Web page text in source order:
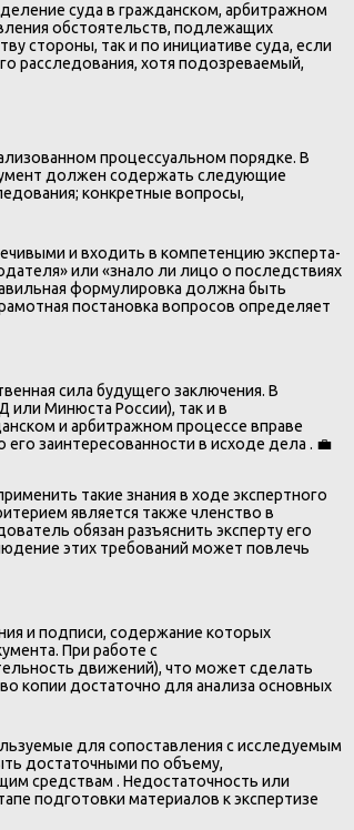
суда в гражданском, арбитражном
обстоятельств, подлежащих
стороны, так и по инициативе суда, если
расследования, хотя подозреваемый,
процессуальном порядке. В
должен содержать следующие
конкретные вопросы,
и входить в компетенцию эксперта-
или «знало ли лицо о последствиях
формулировка должна быть
постановка вопросов определяет
сила будущего заключения. В
или Минюста России), так и в
и арбитражном процессе вправе
заинтересованности в исходе дела . 💼
такие знания в ходе экспертного
является также членство в
обязан разъяснить эксперту его
этих требований может повлечь
и подписи, содержание которых
При работе с
движений), что может сделать
копии достаточно для анализа основных
для сопоставления с исследуемым
достаточными по объему,
средствам . Недостаточность или
подготовки материалов к экспертизе